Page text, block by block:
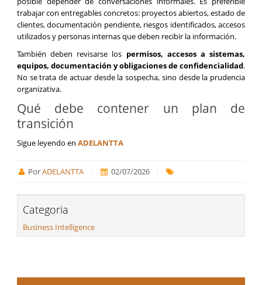
trabajar con entregables concretos: proyectos abiertos, estado de
clientes, documentación pendiente, riesgos identificados, accesos
utilizados y personas internas que deben recibir la información.
También deben revisarse los permisos, accesos a sistemas,
equipos, documentación y obligaciones de confidencialidad.
No se trata de actuar desde la sospecha, sino desde la prudencia
organizativa.
Qué debe contener un plan de
transición
Sigue leyendo en ADELANTTA
PorADELANTTA 02/07/2026
Categoria
Business Intelligence